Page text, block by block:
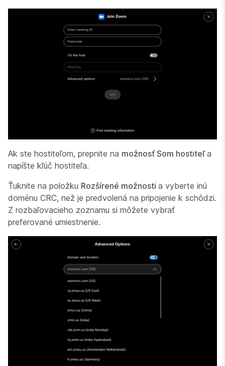
Ak ste hostiteľom, prepnite na možnosť Som hostiteľa
napíšte kľúč hostiteľa.
Ťuknite na položku Rozšírené možnosti a vyberte inú
doménu CRC, než je predvolená na pripojenie k schôdzi.
Z rozbaľovacieho zoznamu si môžete vybrať
preferované umiestnenie.